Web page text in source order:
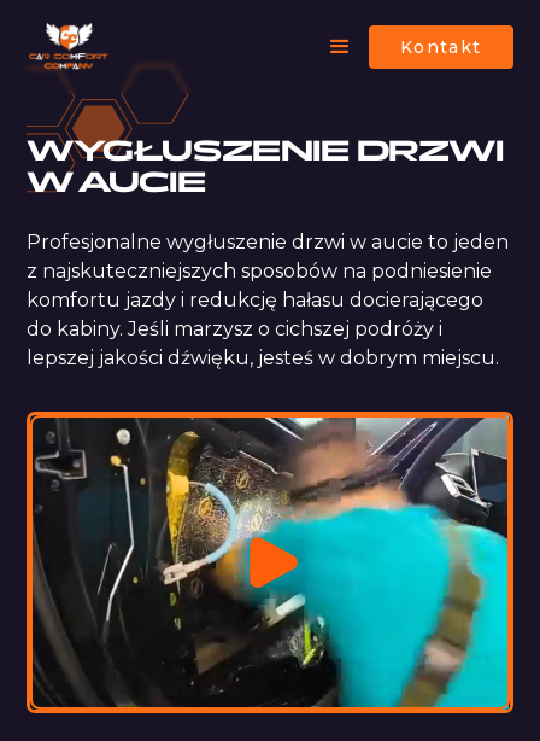
Kontakt
WYGŁUSZENIE DRZWI
W AUCIE
Profesjonalne wygłuszenie drzwi w aucie to jeden
z najskuteczniejszych sposobów na podniesienie
komfortu jazdy i redukcję hałasu docierającego
do kabiny. Jeśli marzysz o cichszej podróży i
lepszej jakości dźwięku, jesteś w dobrym miejscu.